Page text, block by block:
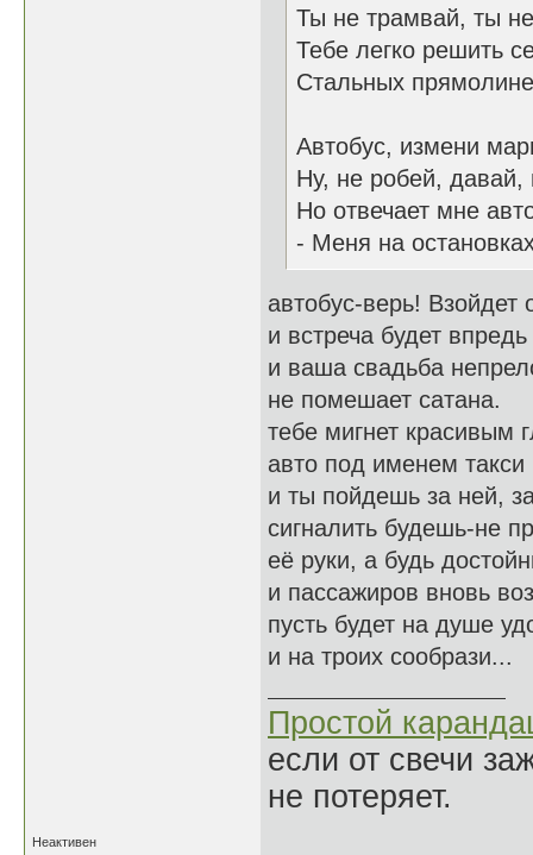
Ты не трамвай, ты
Тебе легко решить
Стальных
Автобус, измени
Ну, не робей, давай,
Но отвечает мне
- Меня на
автобус-верь! Взойдет
и встреча будет
и ваша свадьба
не помешает сатана.
тебе мигнет красивым
авто под именем такси
и ты пойдешь за ней,
сигналить будешь-не
её руки, а будь
и пассажиров вновь
пусть будет на душе
и на троих сообрази...
Простой
если от свечи
не потеряет.
Неактивен